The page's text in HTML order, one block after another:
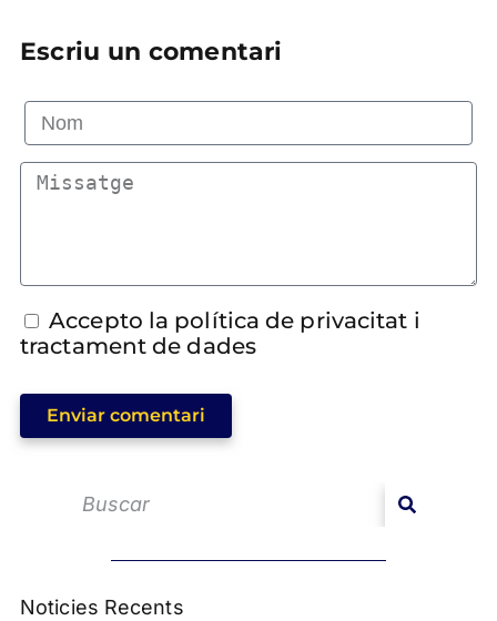
Escriu un comentari
Accepto la política de privacitat i
tractament de dades
Enviar comentari
Noticies Recents